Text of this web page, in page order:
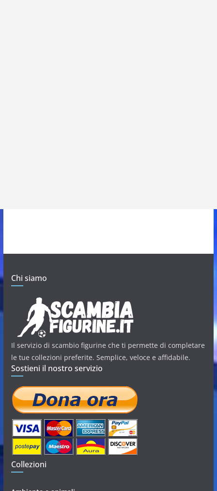
Chi siamo
Il servizio di scambio figurine che ti permette di completare
le tue collezioni preferite. Semplice, veloce e affidabile.
Sostieni il nostro servizio
Collezioni